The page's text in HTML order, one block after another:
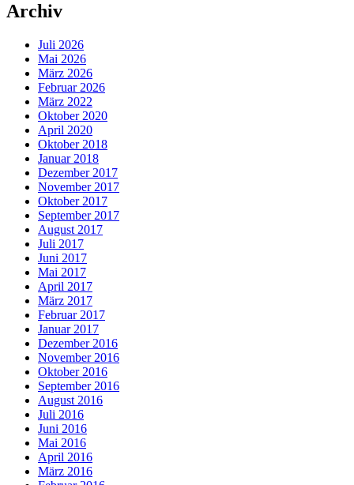
Archiv
Juli 2026
Mai 2026
März 2026
Februar 2026
März 2022
Oktober 2020
April 2020
Oktober 2018
Januar 2018
Dezember 2017
November 2017
Oktober 2017
September 2017
August 2017
Juli 2017
Juni 2017
Mai 2017
April 2017
März 2017
Februar 2017
Januar 2017
Dezember 2016
November 2016
Oktober 2016
September 2016
August 2016
Juli 2016
Juni 2016
Mai 2016
April 2016
März 2016